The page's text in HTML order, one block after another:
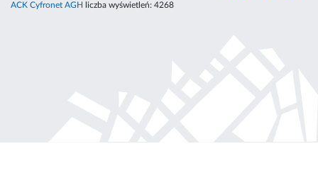
ACK Cyfronet AGH
liczba wyświetleń: 4268